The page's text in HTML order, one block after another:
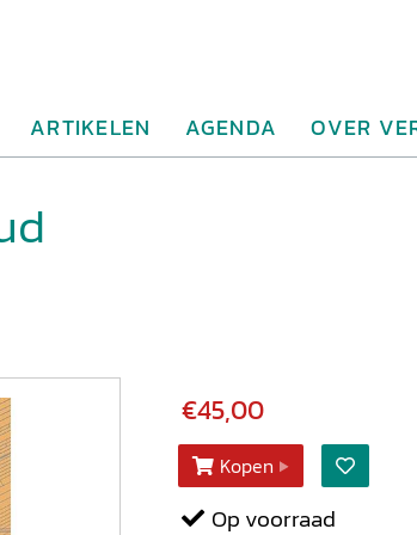
ARTIKELEN AGENDA OVER
€45,00
Kopen
Op voorraad